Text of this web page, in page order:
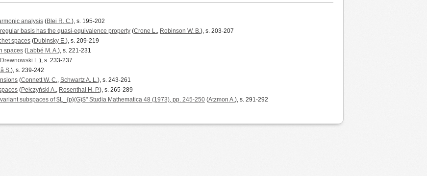
analysis (Blei R. C.), s. 195-202
basis has the quasi-equivalence property (Crone L., Robinson W. B.), s. 203-207
spaces (Dubinsky E.), s. 209-219
spaces (Labbé M. A.), s. 221-231
Drewnowski L.), s. 233-237
S.), s. 239-242
(Connett W. C., Schwartz A. L.), s. 243-261
(Pełczyński A., Rosenthal H. P.), s. 265-289
subspaces of $L_{p}(G)$" Studia Mathematica 48 (1973), pp. 245-250 (Atzmon A.), s. 291-292